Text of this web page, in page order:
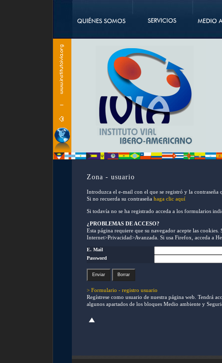
Zona - usuario
Introduzca el e-mail con el que se registró y la
Si no recuerda su contraseña haga clic aquí
Si todavía no se ha registrado acceda a los formularios
¿PROBLEMAS DE ACCESO?
Esta página requiere que su navegador acepte las
Internet>Privacidad>Avanzada. Si usa Firefox, acceda a
E. Mail
Password
> Formulario - registro usuario
Regístrese como usuario de nuestra página web. Tendrá
algunos apartados de los bloques Medio ambiente y